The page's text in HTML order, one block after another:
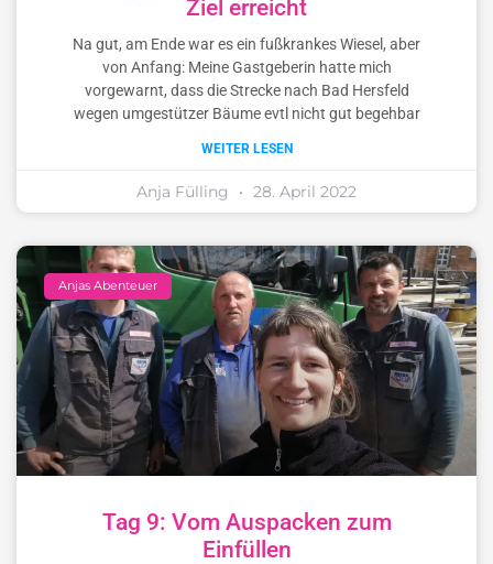
Ziel erreicht
Na gut, am Ende war es ein fußkrankes Wiesel, aber
von Anfang: Meine Gastgeberin hatte mich
vorgewarnt, dass die Strecke nach Bad Hersfeld
wegen umgestützer Bäume evtl nicht gut begehbar
WEITER LESEN
Anja Fülling 28. April 2022
Anjas Abenteuer
Tag 9: Vom Auspacken zum
Einfüllen